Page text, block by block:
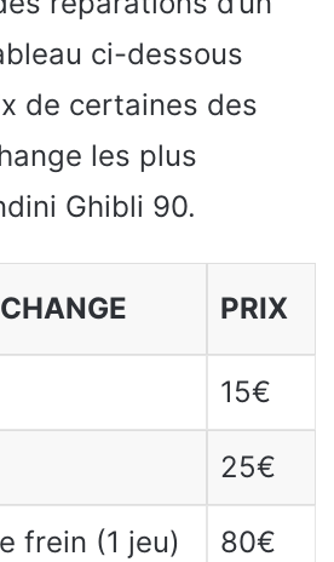
ci-dessous
de certaines des
les plus
Ghibli 90.
PRIX
15€
25€
frein (1 jeu) 80€